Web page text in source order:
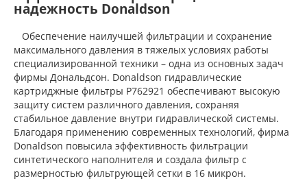
надежность Donaldson
Обеспечение наилучшей фильтрации и сохранение
максимального давления в тяжелых условиях работы
специализированной техники – одна из основных задач
фирмы Дональдсон. Donaldson гидравлические
картриджные фильтры P762921 обеспечивают высокую
защиту систем различного давления, сохраняя
стабильное давление внутри гидравлической системы.
Благодаря применению современных технологий, фирма
Donaldson повысила эффективность фильтрации
синтетического наполнителя и создала фильтр с
размерностью фильтрующей сетки в 16 микрон.